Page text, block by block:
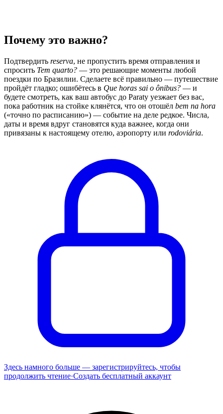
Почему это важно?
Подтвердить reserva, не пропустить время отправления и
спросить Tem quarto? — это решающие моменты любой
поездки по Бразилии. Сделаете всё правильно — путешествие
пройдёт гладко; ошибётесь в Que horas sai o ônibus? — и
будете смотреть, как ваш автобус до Paraty уезжает без вас,
пока работник на стойке клянётся, что он отошёл bem na hora
(«точно по расписанию») — событие на деле редкое. Числа,
даты и время вдруг становятся куда важнее, когда они
привязаны к настоящему отелю, аэропорту или rodoviária.
Здесь намного больше — зарегистрируйтесь, чтобы
продолжить чтение·Создать бесплатный аккаунт